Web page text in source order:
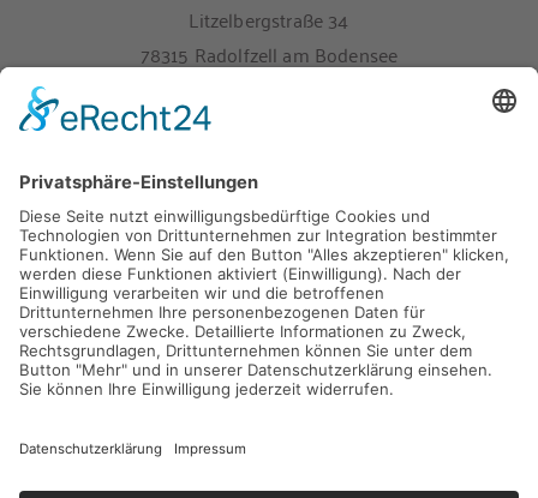
Litzelbergstraße 34
78315 Radolfzell am Bodensee
Melden Sie sich hier für unseren Newsletter an
Impressum
Datenschutz